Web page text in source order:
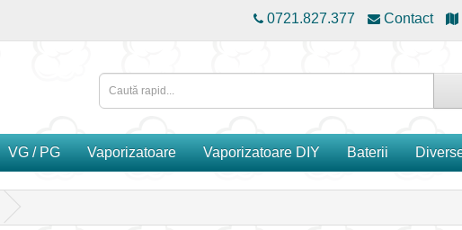
0721.827.377 Contact
VG / PG Vaporizatoare Vaporizatoare DIY Baterii